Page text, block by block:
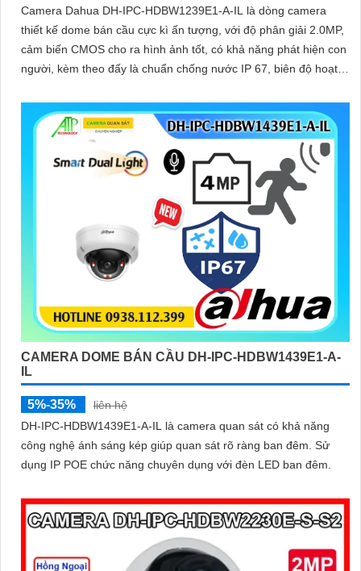
Camera Dahua DH-IPC-HDBW1239E1-A-IL là dòng camera
thiết kế dome bán cầu cực kì ấn tượng, với độ phân giải 2.0MP,
cảm biến CMOS cho ra hình ảnh tốt, có khả năng phát hiện con
người, kèm theo đấy là chuẩn chống nước IP 67, biên độ hoạt
CAMERA DOME BÁN CẦU DH-IPC-HDBW1439E1-A-
IL
5%-35%
liên hệ
DH-IPC-HDBW1439E1-A-IL là camera quan sát có khả năng
công nghệ ánh sáng kép giúp quan sát rõ ràng ban đêm. Sử
dụng IP POE chức năng chuyên dụng với đèn LED ban đêm.